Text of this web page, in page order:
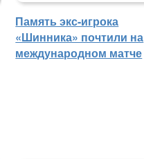
Память экс-игрока
«Шинника» почтили на
международном матче